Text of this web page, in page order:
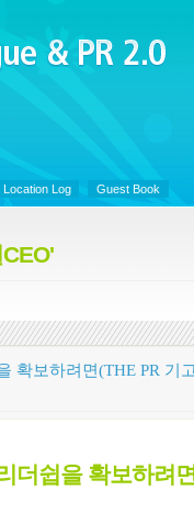
&
Location Log Guest Book
확보하려면(THE PR 기
더쉽을 확보하려